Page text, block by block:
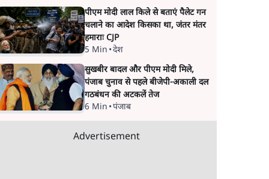
पीएम मोदी लाल किले से बताएं पैलेट गन
चलाने का आदेश किसका था, जंतर मंतर
हमाराः CJP
5 Min •देश
सुखबीर बादल और पीएम मोदी मिले,
पंजाब चुनाव से पहले बीजेपी-अकाली दल
गठबंधन की अटकलें तेज
6 Min •पंजाब
Advertisement